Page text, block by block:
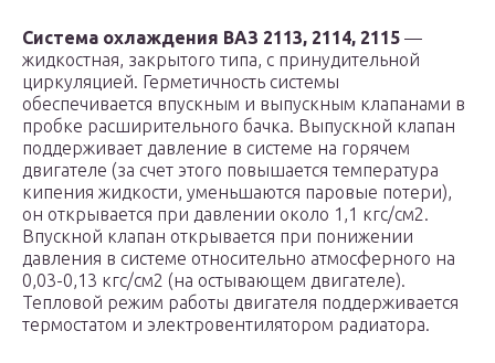
Система охлаждения ВАЗ 2113, 2114, 2115 —
жидкостная, закрытого типа, с принудительной
циркуляцией. Герметичность системы
обеспечивается впускным и выпускным клапанами в
пробке расширительного бачка. Выпускной клапан
поддерживает давление в системе на горячем
двигателе (за счет этого повышается температура
кипения жидкости, уменьшаются паровые потери),
он открывается при давлении около 1,1 кгс/см2.
Впускной клапан открывается при понижении
давления в системе относительно атмосферного на
0,03-0,13 кгс/см2 (на остывающем двигателе).
Тепловой режим работы двигателя поддерживается
термостатом и электровентилятором радиатора.